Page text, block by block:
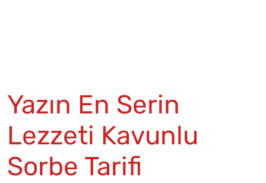
Yazın En Serin
Lezzeti Kavunlu
Sorbe Tarifi